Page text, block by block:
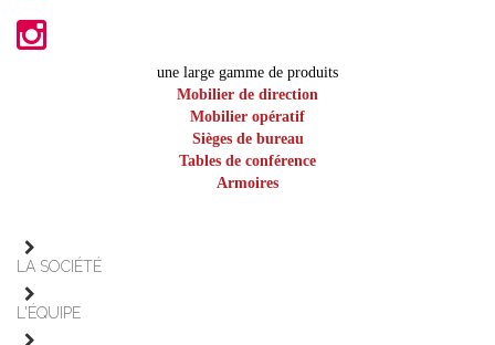
une large gamme de produits
Mobilier de direction
Mobilier opératif
Sièges de bureau
Tables de conférence
Armoires
LA SOCIÉTÉ
L'ÉQUIPE